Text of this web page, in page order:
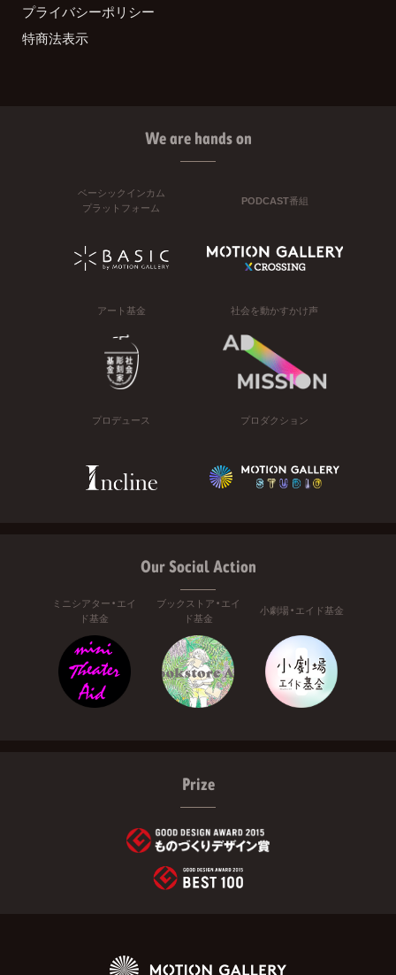
プライバシーポリシー
特商法表示
We are hands on
ベーシックインカム
プラットフォーム
PODCAST番組
アート基金 社会を動かすかけ声
プロデュース プロダクション
Our Social Action
ミニシアター・エイ
ド基金
ブックストア・エイ
ド基金
小劇場・エイド基金
Prize